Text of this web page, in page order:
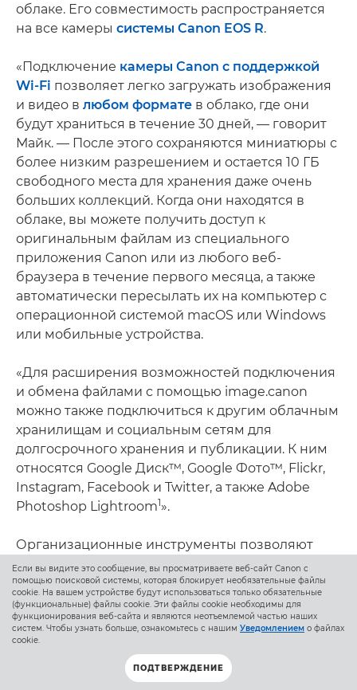
облаке. Его совместимость распространяется
на все камеры системы Canon EOS R.
«Подключение камеры Canon с поддержкой
Wi-Fi позволяет легко загружать изображения
и видео в любом формате в облако, где они
будут храниться в течение 30 дней, — говорит
Майк. — После этого сохраняются миниатюры с
более низким разрешением и остается 10 ГБ
свободного места для хранения даже очень
больших коллекций. Когда они находятся в
облаке, вы можете получить доступ к
оригинальным файлам из специального
приложения Canon или из любого веб-
браузера в течение первого месяца, а также
автоматически пересылать их на компьютер с
операционной системой macOS или Windows
или мобильные устройства.
«Для расширения возможностей подключения
и обмена файлами с помощью image.canon
можно также подключиться к другим облачным
хранилищам и социальным сетям для
долгосрочного хранения и публикации. К ним
относятся Google Диск™, Google Фото™, Flickr,
Instagram, Facebook и Twitter, а также Adobe
Photoshop Lightroom1».
Организационные инструменты позволяют
создавать альбомы для удобного доступа к
коллекциям изображений на одну тему. Кроме
того, можно сортировать изображения и видео
по использованным камерам, типам файлов и
другим параметрам для удобного облачного
хранения и обмена.
Если вы видите это сообщение, вы просматриваете веб-сайт Canon с
помощью поисковой системы, которая блокирует необязательные файлы
cookie. На вашем устройстве будут использоваться только обязательные
(функциональные) файлы cookie. Эти файлы cookie необходимы для
функционирования веб-сайта и являются неотъемлемой частью наших
систем. Чтобы узнать больше, ознакомьтесь с нашим Уведомлением о файлах
cookie.
ПОДТВЕРЖДЕНИЕ